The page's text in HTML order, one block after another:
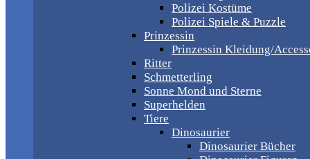
Polizei Kostüme
Polizei Spiele & Puzzle
Prinzessin
Prinzessin Kleidung/
Ritter
Schmetterling
Sonne Mond und Sterne
Superhelden
Tiere
Dinosaurier
Dinosaurier Bücher